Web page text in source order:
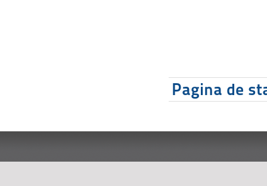
Pagina de